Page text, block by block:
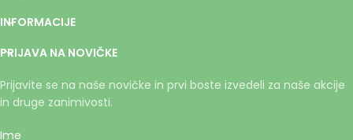
INFORMACIJE
PRIJAVA NA NOVIČKE
Prijavite se na naše novičke in prvi boste izvedeli za naše akcije
in druge zanimivosti.
Ime